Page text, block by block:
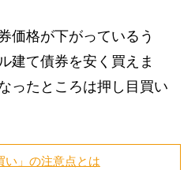
価格が下がっているう
建て債券を安く買えま
ったところは押し目買い
い」の注意点とは